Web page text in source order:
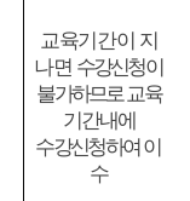
교육기간이 지
나면 수강신청이
불가하므로 교육
기간 내에
수강신청하여 이
수